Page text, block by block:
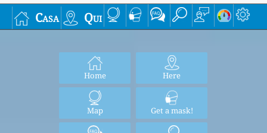
Casa Qui
Home Here
Map Get a mask!